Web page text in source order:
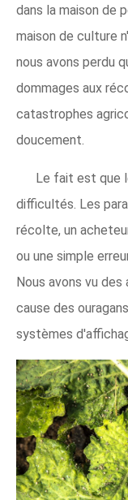
dans la maison de
maison de culture
nous avons perdu
dommages aux
catastrophes
doucement.
Le fait est que
difficultés. Les
récolte, un
ou une simple
Nous avons vu
cause des
systèmes